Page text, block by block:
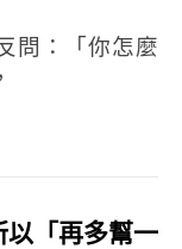
問：「你怎麼
以「再多幫一